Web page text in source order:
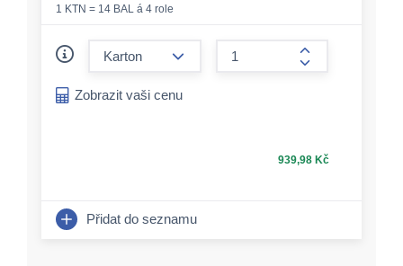
1 KTN = 14 BAL á 4 role
form.increase-
Zobrazit vaši cenu
939,98 Kč
Přidat do seznamu